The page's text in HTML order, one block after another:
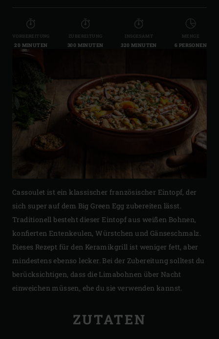
VORBEREITUNG
20 MINUTEN
ZUBEREITUNG
300 MINUTEN
INSGESAMT
320 MINUTEN
MENGE
6 PERSONEN
Cassoulet ist ein klassischer französischer Eintopf, der
sich super auf dem Big Green Egg zubereiten lässt.
Traditionell besteht dieser Eintopf aus weißen Bohnen,
konfierten Entenkeulen, Würstchen und Gänseschmalz.
Dieses Rezept für den Keramikgrill ist weniger fett, aber
mindestens ebenso lecker. Bei der Zubereitung solltest du
berücksichtigen, dass die Limabohnen über Nacht
einweichen müssen, ehe du sie verwenden kannst.
ZUTATEN